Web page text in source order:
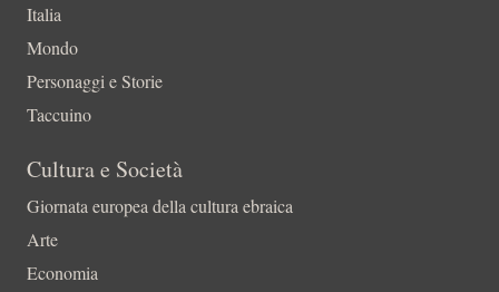
Italia
Mondo
Personaggi e Storie
Taccuino
Cultura e Società
Giornata europea della cultura ebraica
Arte
Economia